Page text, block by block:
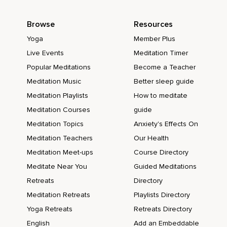
Wie toll ist das?
Und spüre,
Wie du dich freust.
Vielleicht hat sich damals auch jemand mit dir mitgefreut,
Vielleicht war jemand besonders stolz auf dich.
Denk an die Leute,
Die dich unterstützt haben,
Gib dich dieser Erinnerung und diesem Gefühl vollkommen
halten den Atem kurz an und durch den Mund alles
ausatmen.
Dieses Gefühl,
Browse
Yoga
Live Events
Popular Meditations
Meditation Music
Meditation Playlists
Meditation Courses
Meditation Topics
Meditation Teachers
Meditation Meet-ups
Meditate Near You
Retreats
Meditation Retreats
Yoga Retreats
English
Resources
Member Plus
Meditation Timer
Become a Teacher
Better sleep guide
How to meditate
guide
Anxiety's Effects On
Our Health
Course Directory
Guided Meditations
Directory
Playlists Directory
Retreats Directory
Add an Embeddable